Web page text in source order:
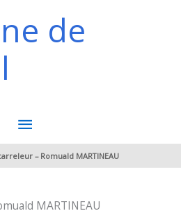
de
MENU
PRINCIPAL
– Romuald MARTINEAU
MARTINEAU